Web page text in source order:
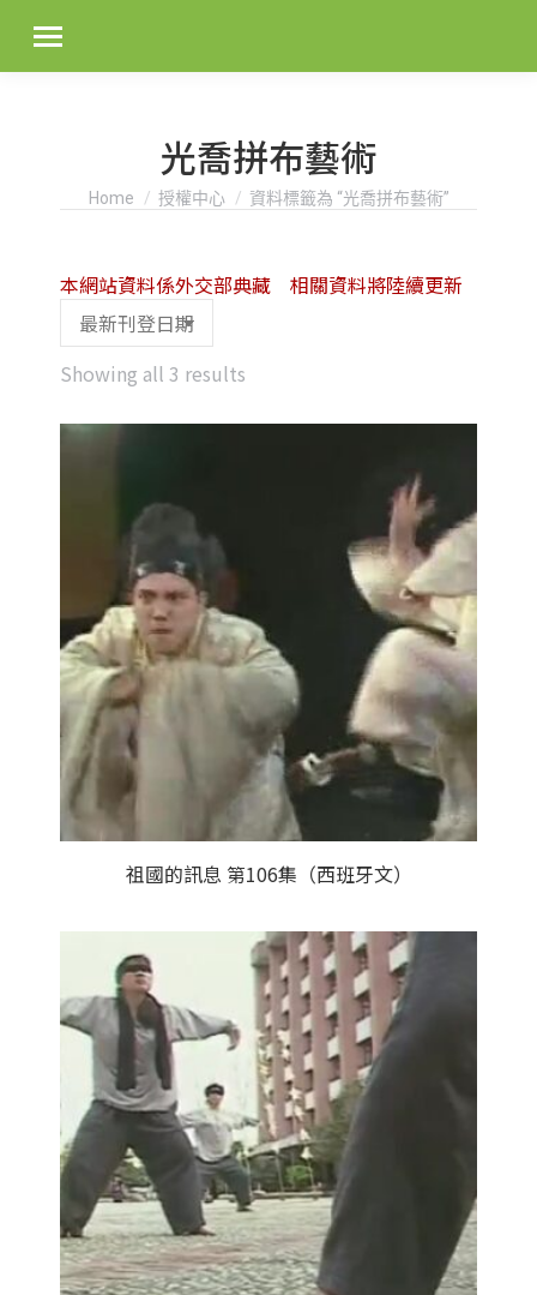
光喬拼布藝術
You are here:
Home 授權中心 資料標籤為 “光喬拼布藝術”
Showing all 3 results
latest
本網站資料係外交部典藏 相關資料將陸續更新
祖國的訊息 第106集（西班牙文）